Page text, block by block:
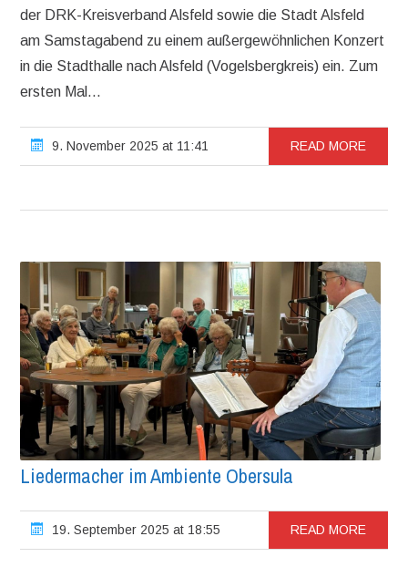
der DRK-Kreisverband Alsfeld sowie die Stadt Alsfeld
am Samstagabend zu einem außergewöhnlichen Konzert
in die Stadthalle nach Alsfeld (Vogelsbergkreis) ein. Zum
ersten Mal...
9. November 2025 at 11:41 READ MORE
Liedermacher im Ambiente Obersula
19. September 2025 at 18:55 READ MORE